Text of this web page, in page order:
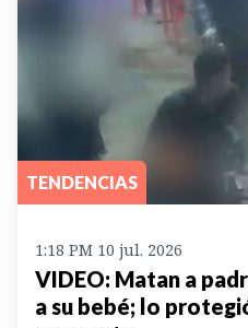
TENDENCIAS
1:18 PM 10 jul. 2026
VIDEO: Matan a
a su bebé; lo